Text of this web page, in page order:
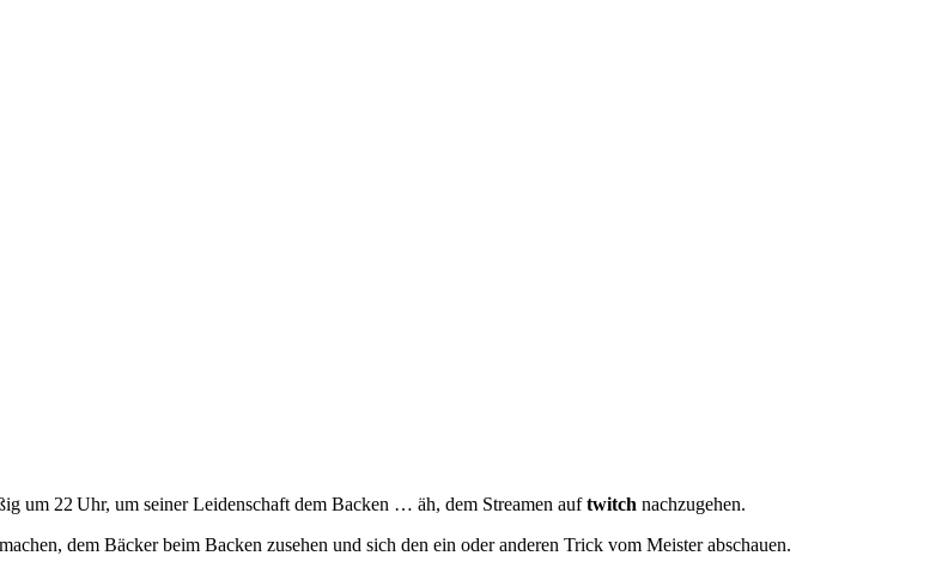
um 22 Uhr, um seiner Leidenschaft dem Backen … äh, dem Streamen auftwitch nachzugehen.
dem Bäcker beim Backen zusehen und sich den ein oder anderen Trick vom Meister abschauen.